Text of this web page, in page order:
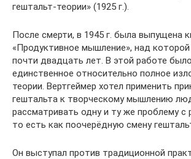
гештальт-теории» (1925 г.).
После смерти, в 1945 г. была выпущена
«Продуктивное мышление», над
почти двадцать лет. В этой работе
единственное относительно полное
теории. Вертгеймер хотел применить
гештальта к творческому мышлению
рассматривать одну и ту же проблему с
то есть как поочерёдную смену
Он выступал против традиционной